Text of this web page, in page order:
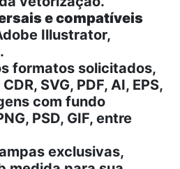
e compatíveis
Illustrator,
formatos solicitados,
SVG, PDF, AI, EPS,
com fundo
PSD, GIF, entre
exclusivas,